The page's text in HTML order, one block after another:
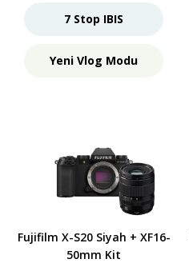
7 Stop IBIS
Yeni Vlog Modu
Fujifilm X-S20 Siyah + XF16-
50mm Kit